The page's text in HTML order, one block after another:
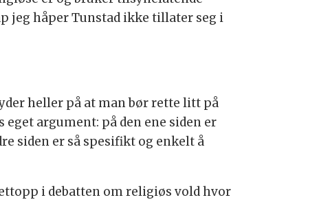
jeg håper Tunstad ikke tillater seg i
heller på at man bør rette litt på
argument: på den ene siden er
siden er så spesifikt og enkelt å
i debatten om religiøs vold hvor